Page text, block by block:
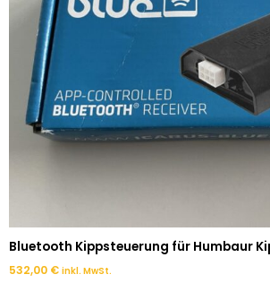
Bluetooth Kippsteuerung für Humbaur
532,00 € inkl. MwSt.